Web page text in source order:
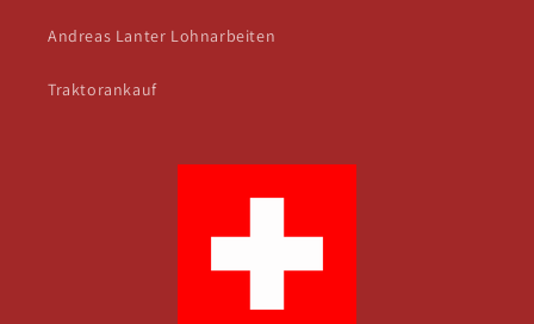
Andreas Lanter Lohnarbeiten
Traktorankauf